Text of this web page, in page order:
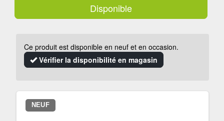
Disponible
Ce produit est disponible en neuf et en occasion.
Vérifier la disponibilité en magasin
NEUF